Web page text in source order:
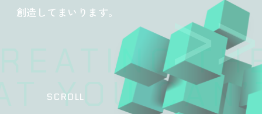
創造してまいります。
SCROLL
YOU